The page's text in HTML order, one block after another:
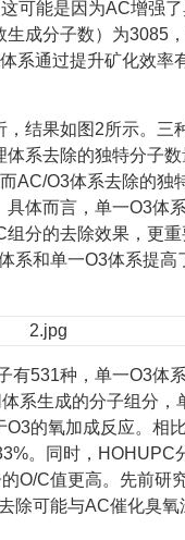
可能是因为AC增强
成分子数）为3085
系通过提升矿化效率
结果如图2所示。三
系去除的独特分子
AC/O3体系去除的独
体而言，单一O3体
分的去除效果，更
系和单一O3体系提
有531种，单一O3体
系生成的分子组分
的氧加成反应。相
。同时，HOHUPC
O/C值更高。先前研
除可能与AC催化臭